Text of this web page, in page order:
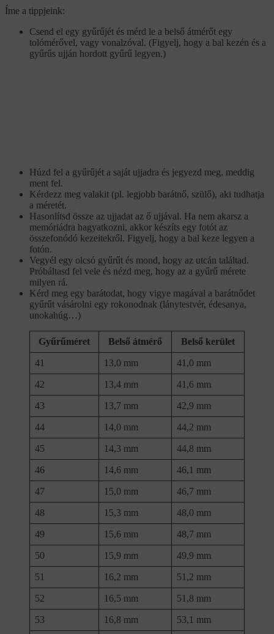
Íme a tippjeink:
Csend el egy gyűrűjét és mérd le a belső átmérőt egy
tolómérővel, vagy vonalzóval. (Figyelj, hogy a bal kezén és a
gyűrűs ujján hordott gyűrű legyen.)
Húzd fel a gyűrűjét a saját ujjadra és jegyezd meg, meddig
ment fel.
Kérdezz meg valakit (pl. legjobb barátnő, szülő), aki tudhatja
a méretét.
Hasonlítsd össze az ujjadat az ő ujjával. Ha nem akarsz a
memóriádra hagyatkozni, akkor készíts egy fotót az
összefonódó kezeitekről. Figyelj, hogy a bal keze legyen a
fotón.
Vegyél egy olcsó gyűrűt és mond, hogy az utcán találtad.
Próbáltasd fel vele és nézd meg, hogy az a gyűrű mérete
milyen rá.
Kérd meg egy barátodat, hogy vigye magával a barátnődet
gyűrűt vásárolni egy rokonodnak (lánytestvér, édesanya,
unokahúg…)
Gyűrűméret Belső átmérő Belső kerület
41 13,0 mm 41,0 mm
42 13,4 mm 41,6 mm
43 13,7 mm 42,9 mm
44 14,0 mm 44,2 mm
45 14,3 mm 44,8 mm
46 14,6 mm 46,1 mm
47 15,0 mm 46,7 mm
48 15,3 mm 48,0 mm
49 15,6 mm 48,7 mm
50 15,9 mm 49,9 mm
51 16,2 mm 51,2 mm
52 16,5 mm 51,8 mm
53 16,8 mm 53,1 mm